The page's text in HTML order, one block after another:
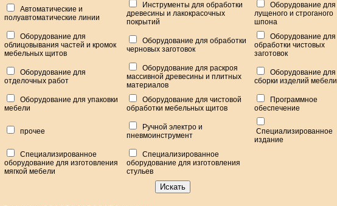
Автоматические и
полуавтоматические линии
Инструменты для обработки
древесины и лакокрасочных
покрытий
Оборудование для
лущеного и строганого
шпона
Оборудование для
облицовывания частей и кромок
мебельных щитов
Оборудование для обработки
черновых заготовок
Оборудование для
обработки чистовых
заготовок
Оборудование для
отделочных работ
Оборудование для раскроя
массивной древесины и плитных
материалов
Оборудование для
сборки изделий мебели
Оборудование для упаковки
мебели
Оборудование для чистовой
обработки мебельных щитов
Программное
обеспечение
прочее
Ручной электро и
пневмоинструмент
Специализированное
издание
Специализированное
оборудование для изготовления
мягкой мебели
Специализированное
оборудование для изготовления
стульев